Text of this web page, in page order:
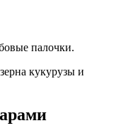
палочки.
кукурузы и